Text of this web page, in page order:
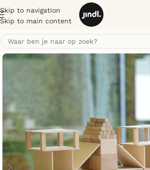
Skip to navigation
Skip to main content